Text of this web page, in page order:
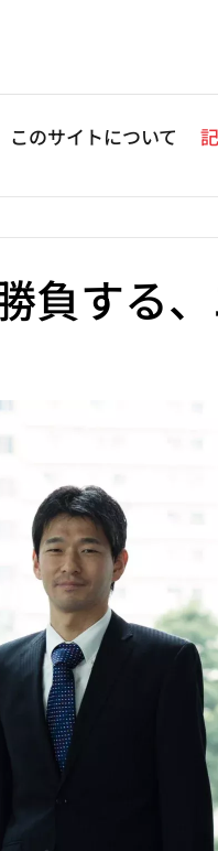
このサイトについて
負する